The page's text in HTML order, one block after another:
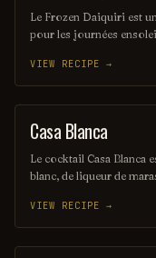
Le Frozen Daiquiri est
pour les journées
pour une texture
une explosion de
VIEW RECIPE →
ORDINARY DRINK
Casa Blanca
Le cocktail Casa Blanca
blanc, de liqueur de
des saveurs exotiques
Sa présentation
amateurs de cocktails.
VIEW RECIPE →